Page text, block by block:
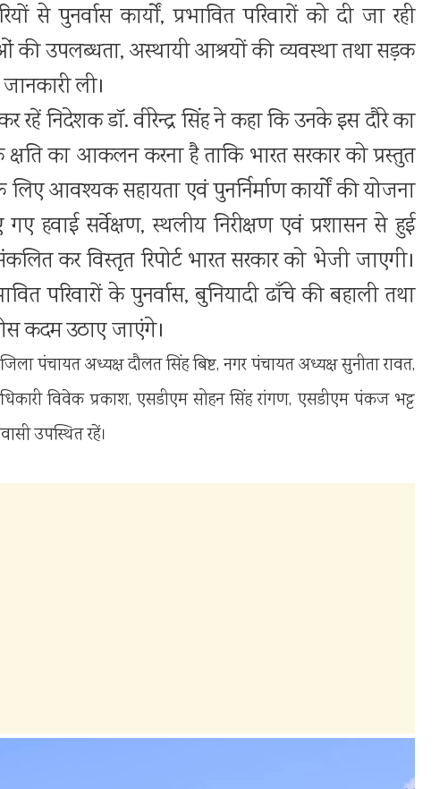
से पुनर्वास कार्यों, प्रभावित परिवारों को दी जा रही
की उपलब्धता, अस्थायी आश्रयों की व्यवस्था तथा सड़क
ली।
रहें निदेशक डॉ. वीरेन्द्र सिंह ने कहा कि उनके इस दौरे का
का आकलन करना है ताकि भारत सरकार को प्रस्तुत
के लिए आवश्यक सहायता एवं पुनर्निर्माण कार्यों की योजना
गए हवाई सर्वेक्षण, स्थलीय निरीक्षण एवं प्रशासन से हुई
कर विस्तृत रिपोर्ट भारत सरकार को भेजी जाएगी।
परिवारों के पुनर्वास, बुनियादी ढाँचे की बहाली तथा
कदम उठाए जाएंगे।
पंचायत अध्यक्ष दौलत सिंह बिष्ट, नगर पंचायत अध्यक्ष सुनीता रावत,
विवेक प्रकाश, एसडीएम सोहन सिंह रांगण, एसडीएम पंकज भट्ट
उपस्थित रहें।